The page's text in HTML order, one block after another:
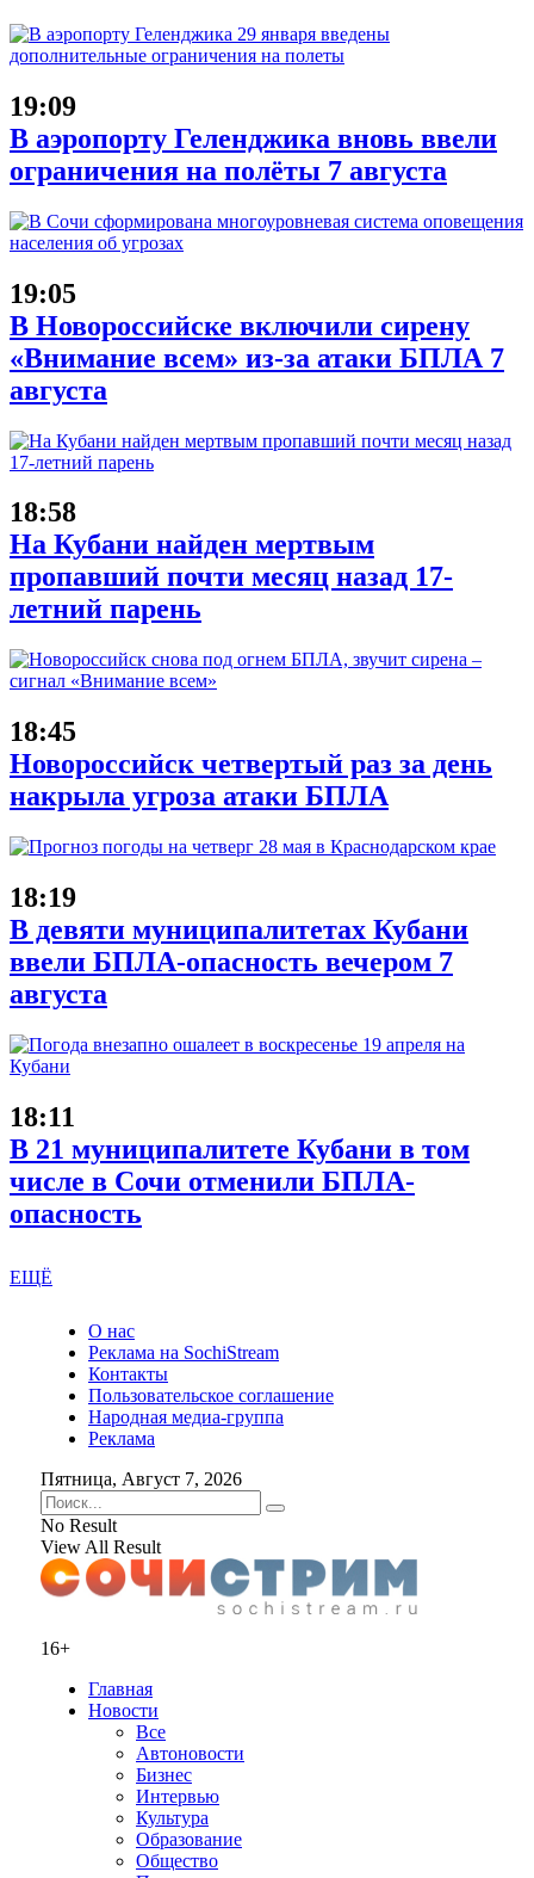
19:09
В аэропорту Геленджика вновь ввели
ограничения на полёты 7 августа
19:05
В Новороссийске включили сирену
«Внимание всем» из-за атаки БПЛА 7
августа
18:58
На Кубани найден мертвым
пропавший почти месяц назад 17-
летний парень
18:45
Новороссийск четвертый раз за день
накрыла угроза атаки БПЛА
18:19
В девяти муниципалитетах Кубани
ввели БПЛА-опасность вечером 7
августа
18:11
В 21 муниципалитете Кубани в том
числе в Сочи отменили БПЛА-
опасность
ЕЩЁ
О нас
Реклама на SochiStream
Контакты
Пользовательское соглашение
Народная медиа-группа
Реклама
Пятница, Август 7, 2026
No Result
View All Result
16+
Главная
Новости
Все
Автоновости
Бизнес
Интервью
Культура
Образование
Общество